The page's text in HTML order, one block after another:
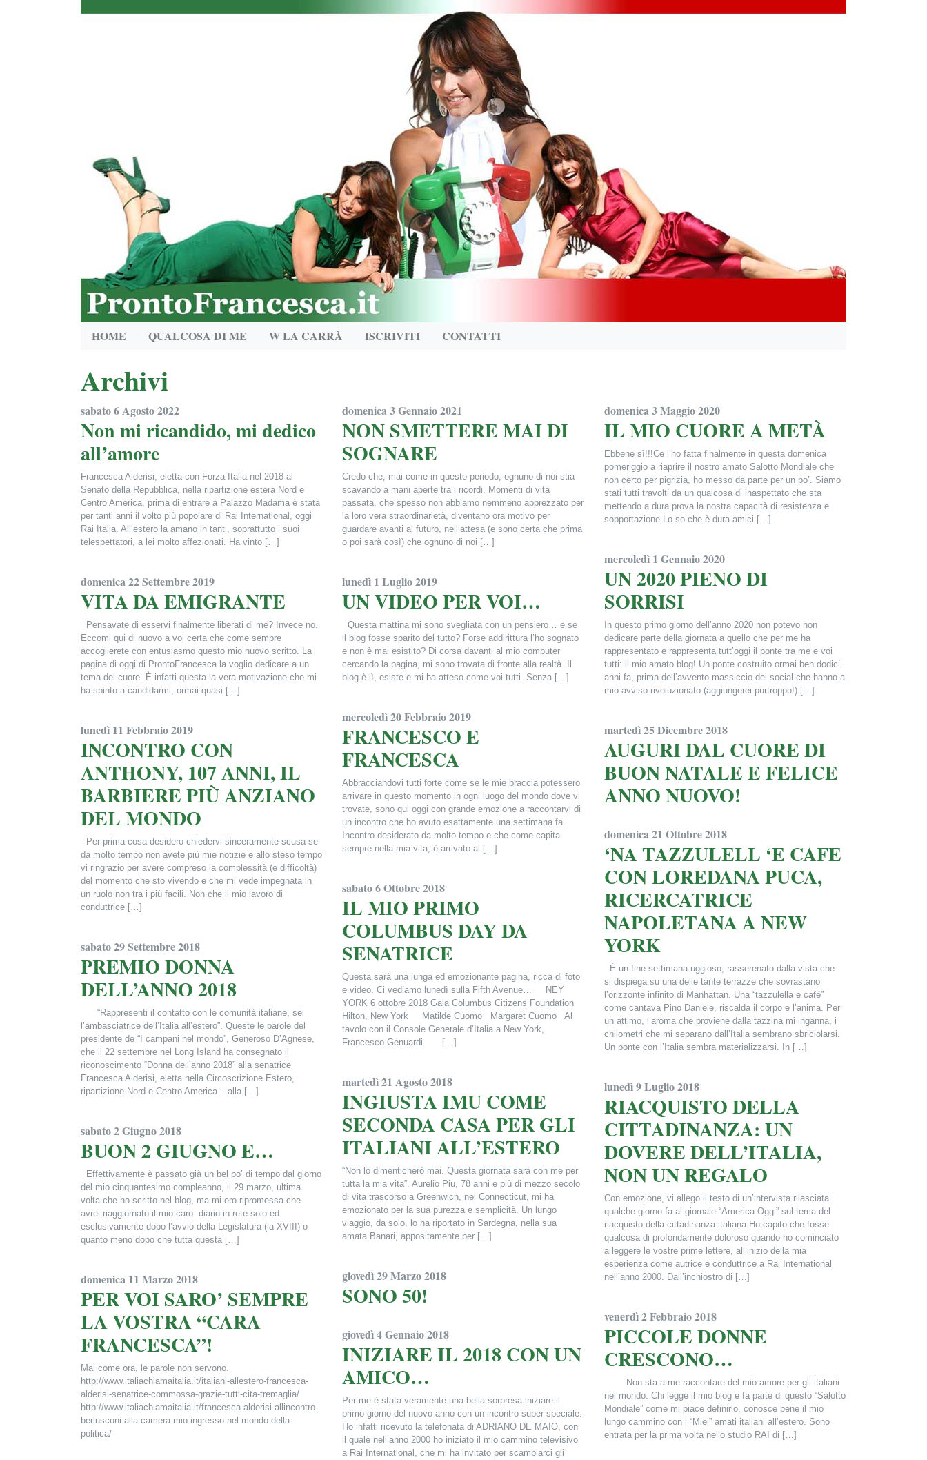
HOME QUALCOSA DI ME W LA CARRÀ ISCRIVITI CONTATTI
Archivi
sabato 6 Agosto 2022
Non mi ricandido, mi dedico
all’amore
Francesca Alderisi, eletta con Forza Italia nel 2018 al
Senato della Repubblica, nella ripartizione estera Nord e
Centro America, prima di entrare a Palazzo Madama è stata
per tanti anni il volto più popolare di Rai International, oggi
Rai Italia. All’estero la amano in tanti, soprattutto i suoi
telespettatori, a lei molto affezionati. Ha vinto […]
domenica 3 Gennaio 2021
NON SMETTERE MAI DI
SOGNARE
Credo che, mai come in questo periodo, ognuno di noi stia
scavando a mani aperte tra i ricordi. Momenti di vita
passata, che spesso non abbiamo nemmeno apprezzato per
la loro vera straordinarietà, diventano ora motivo per
guardare avanti al futuro, nell’attesa (e sono certa che prima
o poi sarà così) che ognuno di noi […]
domenica 3 Maggio 2020
IL MIO CUORE A METÀ
Ebbene sì!!!Ce l’ho fatta finalmente in questa domenica
pomeriggio a riaprire il nostro amato Salotto Mondiale che
non certo per pigrizia, ho messo da parte per un po’. Siamo
stati tutti travolti da un qualcosa di inaspettato che sta
mettendo a dura prova la nostra capacità di resistenza e
sopportazione.Lo so che è dura amici […]
mercoledì 1 Gennaio 2020
UN 2020 PIENO DI
SORRISI
In questo primo giorno dell’anno 2020 non potevo non
dedicare parte della giornata a quello che per me ha
rappresentato e rappresenta tutt’oggi il ponte tra me e voi
tutti: il mio amato blog! Un ponte costruito ormai ben dodici
anni fa, prima dell’avvento massiccio dei social che hanno a
mio avviso rivoluzionato (aggiungerei purtroppo!) […]
domenica 22 Settembre 2019
VITA DA EMIGRANTE
Pensavate di esservi finalmente liberati di me? Invece no.
Eccomi qui di nuovo a voi certa che come sempre
accoglierete con entusiasmo questo mio nuovo scritto. La
pagina di oggi di ProntoFrancesca la voglio dedicare a un
tema del cuore. È infatti questa la vera motivazione che mi
ha spinto a candidarmi, ormai quasi […]
lunedì 1 Luglio 2019
UN VIDEO PER VOI…
Questa mattina mi sono svegliata con un pensiero… e se
il blog fosse sparito del tutto? Forse addirittura l’ho sognato
e non è mai esistito? Di corsa davanti al mio computer
cercando la pagina, mi sono trovata di fronte alla realtà. Il
blog è lì, esiste e mi ha atteso come voi tutti. Senza […]
mercoledì 20 Febbraio 2019
FRANCESCO E
FRANCESCA
Abbracciandovi tutti forte come se le mie braccia potessero
arrivare in questo momento in ogni luogo del mondo dove vi
trovate, sono qui oggi con grande emozione a raccontarvi di
un incontro che ho avuto esattamente una settimana fa.
Incontro desiderato da molto tempo e che come capita
sempre nella mia vita, è arrivato al […]
lunedì 11 Febbraio 2019
INCONTRO CON
ANTHONY, 107 ANNI, IL
BARBIERE PIÙ ANZIANO
DEL MONDO
Per prima cosa desidero chiedervi sinceramente scusa se
da molto tempo non avete più mie notizie e allo steso tempo
vi ringrazio per avere compreso la complessità (e difficoltà)
del momento che sto vivendo e che mi vede impegnata in
un ruolo non tra i più facili. Non che il mio lavoro di
conduttrice […]
martedì 25 Dicembre 2018
AUGURI DAL CUORE DI
BUON NATALE E FELICE
ANNO NUOVO!
domenica 21 Ottobre 2018
‘NA TAZZULELL ‘E CAFE
CON LOREDANA PUCA,
RICERCATRICE
NAPOLETANA A NEW
YORK
È un fine settimana uggioso, rasserenato dalla vista che
si dispiega su una delle tante terrazze che sovrastano
l’orizzonte infinito di Manhattan. Una “tazzulella e café”
come cantava Pino Daniele, riscalda il corpo e l’anima. Per
un attimo, l’aroma che proviene dalla tazzina mi inganna, i
chilometri che mi separano dall’Italia sembrano sbriciolarsi.
Un ponte con l’Italia sembra materializzarsi. In […]
sabato 6 Ottobre 2018
IL MIO PRIMO
COLUMBUS DAY DA
SENATRICE
Questa sarà una lunga ed emozionante pagina, ricca di foto
e video. Ci vediamo lunedì sulla Fifth Avenue… NEY
YORK 6 ottobre 2018 Gala Columbus Citizens Foundation
Hilton, New York Matilde Cuomo Margaret Cuomo Al
tavolo con il Console Generale d’Italia a New York,
Francesco Genuardi […]
sabato 29 Settembre 2018
PREMIO DONNA
DELL’ANNO 2018
“Rappresenti il contatto con le comunità italiane, sei
l’ambasciatrice dell’Italia all’estero”. Queste le parole del
presidente de “I campani nel mondo”, Generoso D’Agnese,
che il 22 settembre nel Long Island ha consegnato il
riconoscimento “Donna dell’anno 2018” alla senatrice
Francesca Alderisi, eletta nella Circoscrizione Estero,
ripartizione Nord e Centro America – alla […]
martedì 21 Agosto 2018
INGIUSTA IMU COME
SECONDA CASA PER GLI
ITALIANI ALL’ESTERO
“Non lo dimenticherò mai. Questa giornata sarà con me per
tutta la mia vita”. Aurelio Piu, 78 anni e più di mezzo secolo
di vita trascorso a Greenwich, nel Connecticut, mi ha
emozionato per la sua purezza e semplicità. Un lungo
viaggio, da solo, lo ha riportato in Sardegna, nella sua
amata Banari, appositamente per […]
lunedì 9 Luglio 2018
RIACQUISTO DELLA
CITTADINANZA: UN
DOVERE DELL’ITALIA,
NON UN REGALO
Con emozione, vi allego il testo di un’intervista rilasciata
qualche giorno fa al giornale “America Oggi” sul tema del
riacquisto della cittadinanza italiana Ho capito che fosse
qualcosa di profondamente doloroso quando ho cominciato
a leggere le vostre prime lettere, all’inizio della mia
esperienza come autrice e conduttrice a Rai International
nell’anno 2000. Dall’inchiostro di […]
sabato 2 Giugno 2018
BUON 2 GIUGNO E…
Effettivamente è passato già un bel po’ di tempo dal giorno
del mio cinquantesimo compleanno, il 29 marzo, ultima
volta che ho scritto nel blog, ma mi ero ripromessa che
avrei riaggiornato il mio caro diario in rete solo ed
esclusivamente dopo l’avvio della Legislatura (la XVIII) o
quanto meno dopo che tutta questa […]
giovedì 29 Marzo 2018
SONO 50!
domenica 11 Marzo 2018
PER VOI SARO’ SEMPRE
LA VOSTRA “CARA
FRANCESCA”!
Mai come ora, le parole non servono.
http://www.italiachiamaitalia.it/italiani-allestero-francesca-
alderisi-senatrice-commossa-grazie-tutti-cita-tremaglia/
http://www.italiachiamaitalia.it/francesca-alderisi-allincontro-
berlusconi-alla-camera-mio-ingresso-nel-mondo-della-
politica/
venerdì 2 Febbraio 2018
PICCOLE DONNE
CRESCONO…
Non sta a me raccontare del mio amore per gli italiani
nel mondo. Chi legge il mio blog e fa parte di questo “Salotto
Mondiale” come mi piace definirlo, conosce bene il mio
lungo cammino con i “Miei” amati italiani all’estero. Sono
entrata per la prima volta nello studio RAI di […]
giovedì 4 Gennaio 2018
INIZIARE IL 2018 CON UN
AMICO…
Per me è stata veramente una bella sorpresa iniziare il
primo giorno del nuovo anno con un incontro super speciale.
Ho infatti ricevuto la telefonata di ADRIANO DE MAIO, con
il quale nell’anno 2000 ho iniziato il mio cammino televisivo
a Rai International, che mi ha invitato per scambiarci gli